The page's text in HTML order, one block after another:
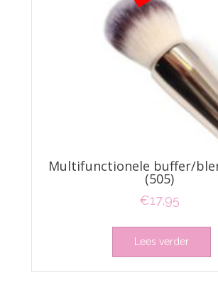
Multifunctionele buffer/
(505)
€17,95
Lees verder